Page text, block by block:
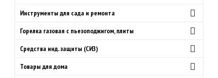
Инструменты для сада и ремонта
Горелка газовая с пьезоподжигом, плиты
Средства инд. защиты (СИЗ)
Товары для дома